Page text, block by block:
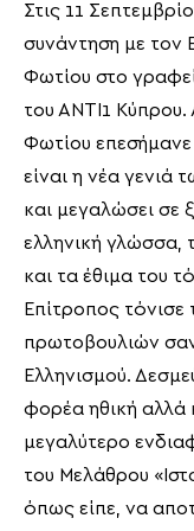
Στις 11
συνάντηση με τον
Φωτίου στο
του ΑΝΤΙ1
Φωτίου
είναι η νέα γενιά
και μεγαλώσει σε
ελληνική γλώσσα,
και τα έθιμα του
Επίτροπος
πρωτοβουλιών
Ελληνισμού.
φορέα ηθική αλλά
μεγαλύτερο
του Μελάθρου
όπως είπε, να